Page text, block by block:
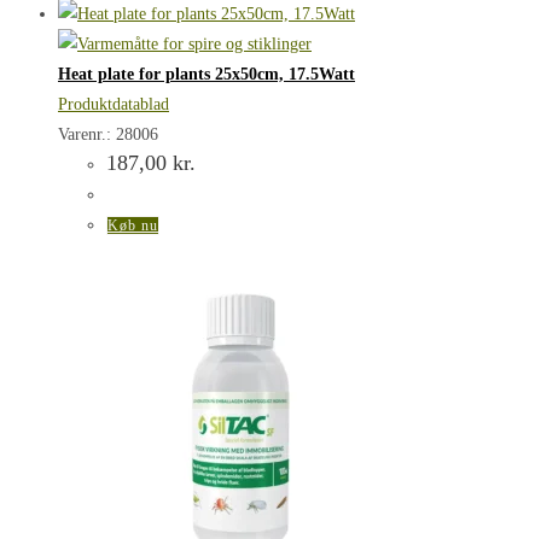
Heat plate for plants 25x50cm, 17.5Watt
Produktdatablad
Varenr.: 28006
187,00 kr.
Køb nu